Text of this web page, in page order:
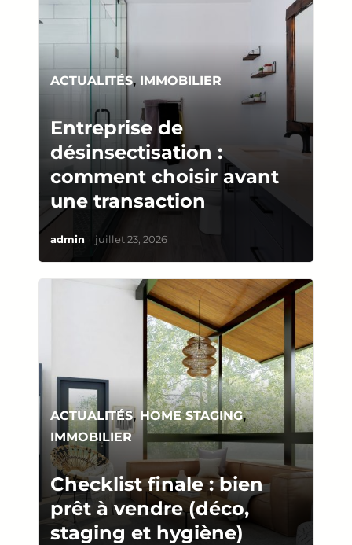
ACTUALITÉS, IMMOBILIER
Entreprise de
désinsectisation :
comment choisir avant
une transaction
admin juillet 23, 2026
ACTUALITÉS, HOME STAGING,
IMMOBILIER
Checklist finale : bien
prêt à vendre (déco,
staging et hygiène)